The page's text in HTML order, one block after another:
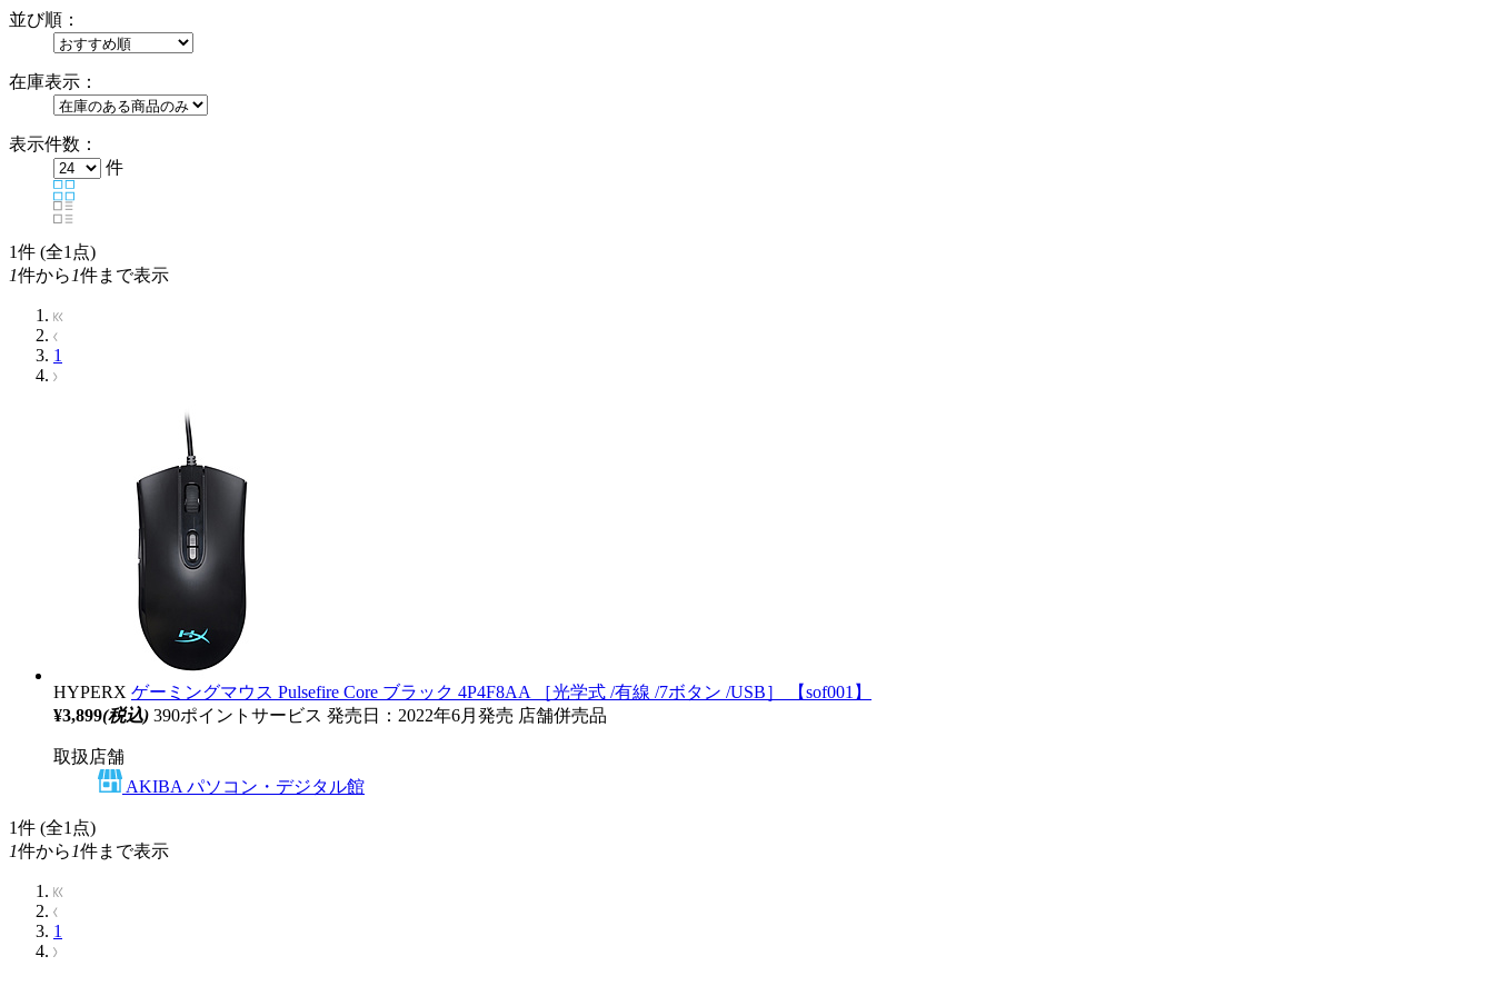
並び順：
在庫表示：
表示件数：
件
1件 (全1点)
1件から 1件まで表示
1
HYPERX ゲーミングマウス Pulsefire Core ブラック 4P4F8AA ［光学式 /有線 /7ボタン /USB］ 【sof001】
¥3,899(税込) 390ポイントサービス 発売日：2022年6月発売 店舗併売品
取扱店舗
AKIBA パソコン・デジタル館
1件 (全1点)
1件から 1件まで表示
1